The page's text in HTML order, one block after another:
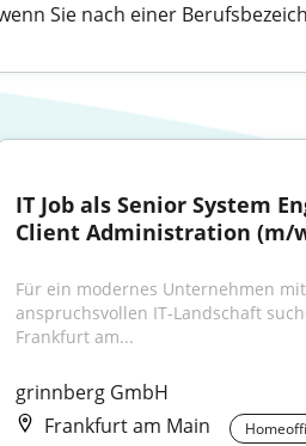
Sie nach einer
IT Job als Senior System
Client Administration (m/
Für ein modernes Unternehmen
anspruchsvollen IT-Landschaft
Frankfurt am...
grinnberg GmbH
Frankfurt am Main